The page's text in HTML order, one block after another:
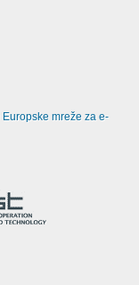
Europske mreže za e-